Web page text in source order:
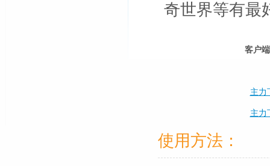
奇世界等有最
客户
主
主
使用方法：